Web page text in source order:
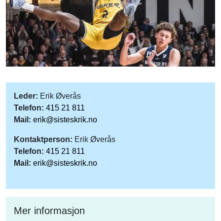
Leder: Erik Øverås
Telefon: 415 21 811
Mail: erik@sisteskrik.no
Kontaktperson: Erik Øverås
Telefon: 415 21 811
Mail: erik@sisteskrik.no
Mer informasjon